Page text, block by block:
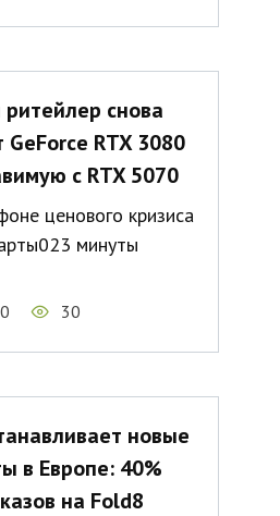
снова
RTX 3080
с RTX 5070
ценового кризиса
минуты
0 30
новые
в Европе: 40%
на Fold8